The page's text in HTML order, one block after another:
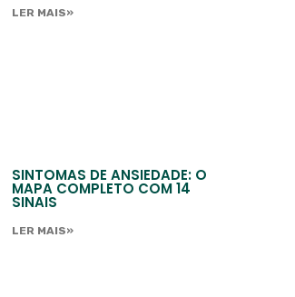
LER MAIS»
SINTOMAS DE ANSIEDADE: O
MAPA COMPLETO COM 14
SINAIS
LER MAIS»